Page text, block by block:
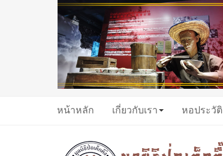
หน้าหลัก เกี่ยวกับเรา หอประวัติ